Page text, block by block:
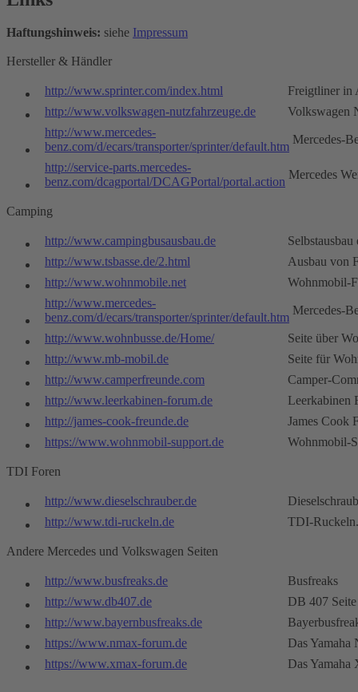
Haftungshinweis: siehe Impressum
Hersteller & Händler
http://www.sprinter.com/index.html
Freigtliner in
http://www.volkswagen-nutzfahrzeuge.de
Volkswagen
http://www.mercedes-
benz.com/d/ecars/transporter/sprinter/default.htm
Mercedes-
http://service-parts.mercedes-
benz.com/dcagportal/DCAGPortal/portal.action
Mercedes
Camping
http://www.campingbusausbau.de
Selbstausbau
http://www.tsbasse.de/2.html
Ausbau von
http://www.wohnmobile.net
Wohnmobil-
http://www.mercedes-
benz.com/d/ecars/transporter/sprinter/default.htm
Mercedes-
http://www.wohnbusse.de/Home/
Seite über
http://www.mb-mobil.de
Seite für
http://www.camperfreunde.com
Camper-
http://www.leerkabinen-forum.de
Leerkabinen
http://james-cook-freunde.de
James Cook
https://www.wohnmobil-support.de
Wohnmobil-
TDI Foren
http://www.dieselschrauber.de
http://www.tdi-ruckeln.de
TDI-
Andere Mercedes und Volkswagen Seiten
http://www.busfreaks.de
Busfreaks
http://www.db407.de
DB 407 Seite
http://www.bayernbusfreaks.de
https://www.nmax-forum.de
Das
https://www.xmax-forum.de
Das